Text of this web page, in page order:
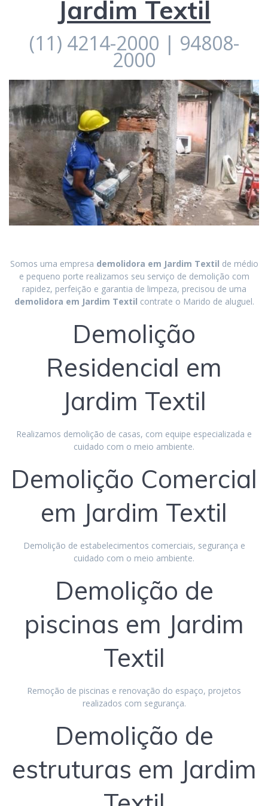
Jardim Textil
(11) 4214-2000 | 94808-
2000
Somos uma empresa demolidora em Jardim Textil de médio
e pequeno porte realizamos seu serviço de demolição com
rapidez, perfeição e garantia de limpeza, precisou de uma
demolidora em Jardim Textil contrate o Marido de aluguel.
Demolição
Residencial em
Jardim Textil
Realizamos demolição de casas, com equipe especializada e
cuidado com o meio ambiente.
Demolição Comercial
em Jardim Textil
Demolição de estabelecimentos comerciais, segurança e
cuidado com o meio ambiente.
Demolição de
piscinas em Jardim
Textil
Remoção de piscinas e renovação do espaço, projetos
realizados com segurança.
Demolição de
estruturas em Jardim